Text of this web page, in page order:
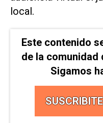
local.
Este contenido
de la comunidad
Sigamos